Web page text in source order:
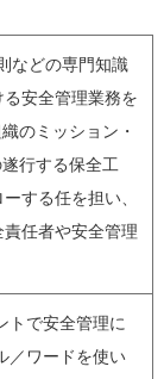
などの専門知識
安全管理業務を
のミッション・
行する保全工
する任を担い、
任者や安全管理
トで安全管理に
／ワードを使い